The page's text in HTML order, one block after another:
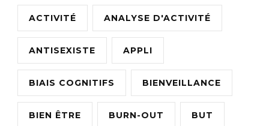
ACTIVITÉ ANALYSE D'ACTIVITÉ
ANTISEXISTE APPLI
BIAIS COGNITIFS BIENVEILLANCE
BIEN ÊTRE BURN-OUT BUT